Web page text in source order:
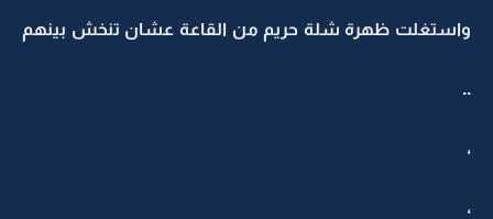
واستغلت ظهرة شلة حريم من القاعة عشان تنخش بينهم
..
،
،